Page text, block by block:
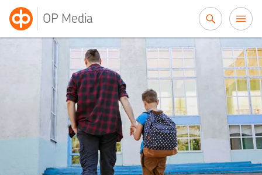
OP Media